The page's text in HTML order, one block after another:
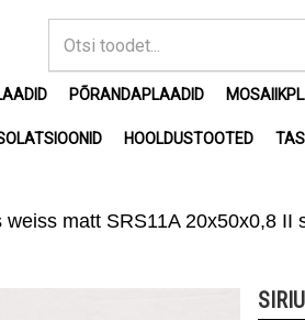
PÕRANDAPLAADID
HOOLDUSTOOTED
weiss matt SRS11A 20x50x0,8 II